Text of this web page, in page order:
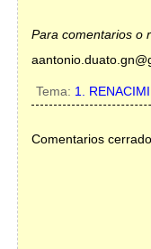
Para comentarios o
Tema: 1.
Comentarios